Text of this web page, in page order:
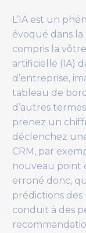
L’IA est un
évoqué dans la
compris la
artificielle (IA)
d’entreprise,
tableau de
d’autres
prenez un
déclenchez
CRM, par
nouveau point
erroné donc,
prédictions des
conduit à des